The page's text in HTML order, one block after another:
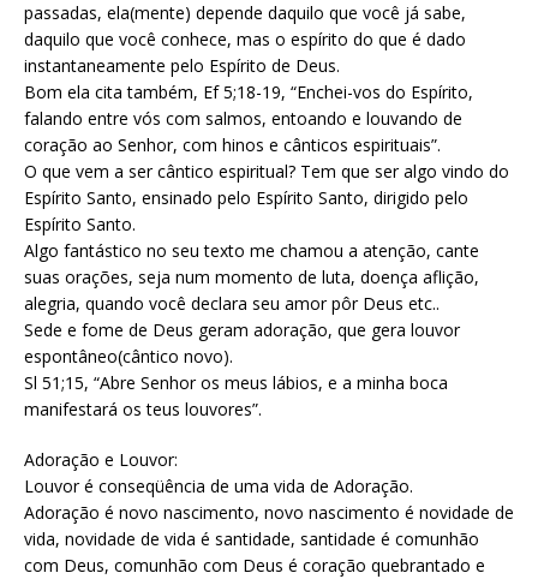
passadas, ela(mente) depende daquilo que você já sabe,
daquilo que você conhece, mas o espírito do que é dado
instantaneamente pelo Espírito de Deus.
Bom ela cita também, Ef 5;18-19, “Enchei-vos do Espírito,
falando entre vós com salmos, entoando e louvando de
coração ao Senhor, com hinos e cânticos espirituais”.
O que vem a ser cântico espiritual? Tem que ser algo vindo do
Espírito Santo, ensinado pelo Espírito Santo, dirigido pelo
Espírito Santo.
Algo fantástico no seu texto me chamou a atenção, cante
suas orações, seja num momento de luta, doença aflição,
alegria, quando você declara seu amor pôr Deus etc..
Sede e fome de Deus geram adoração, que gera louvor
espontâneo(cântico novo).
Sl 51;15, “Abre Senhor os meus lábios, e a minha boca
manifestará os teus louvores”.
Adoração e Louvor:
Louvor é conseqüência de uma vida de Adoração.
Adoração é novo nascimento, novo nascimento é novidade de
vida, novidade de vida é santidade, santidade é comunhão
com Deus, comunhão com Deus é coração quebrantado e